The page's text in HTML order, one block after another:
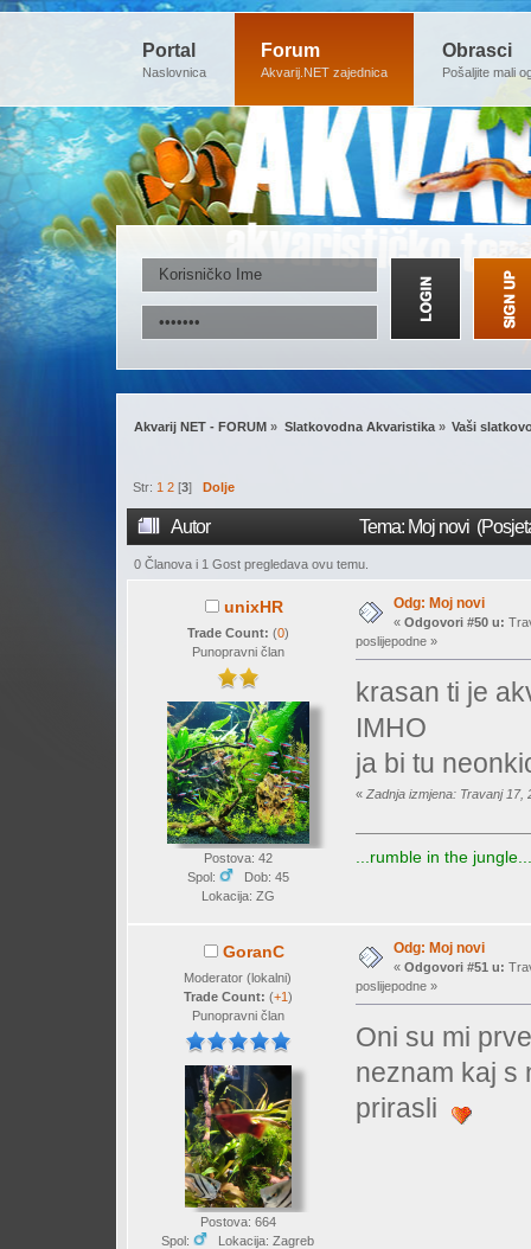
Portal
Naslovnica
Forum
Akvarij.NET zajednica
Obrasci
Pošaljite mali
Akvarij NET - FORUM » Slatkovodna Akvaristika» Vaši
Str:1 2 [3] Dolje
Autor Tema: Moj novi
0 Članova i 1 Gost pregledava ovu temu.
unixHR
Trade Count: (0)
Punopravni član
Postova: 42
Spol:
Dob: 45
Lokacija: ZG
Odg: Moj novi
« Odgovori #50 u:
poslijepodne »
krasan ti je
IMHO
ja bi tu
« Zadnja izmjena: Travanj 17,
...rumble in the jungle...
GoranC
Moderator (lokalni)
Trade Count: (+1)
Punopravni član
Postova: 664
Spol:
Lokacija: Zagreb
Odg: Moj novi
« Odgovori #51 u:
poslijepodne »
Oni su mi
neznam kaj s
prirasli